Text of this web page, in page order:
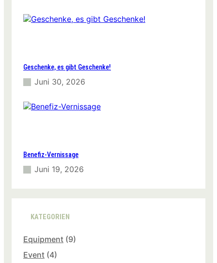
Geschenke, es gibt Geschenke!
Juni 30, 2026
Benefiz-Vernissage
Juni 19, 2026
KATEGORIEN
Equipment (9)
Event (4)